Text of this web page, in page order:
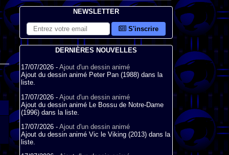
NEWSLETTER
S'inscrire
DERNIÈRES NOUVELLES
17/07/2026 - Ajout d'un dessin animé
Ajout du dessin animé Peter Pan (1988) dans la
liste.
17/07/2026 - Ajout d'un dessin animé
Ajout du dessin animé Le Bossu de Notre-Dame
(1996) dans la liste.
17/07/2026 - Ajout d'un dessin animé
Ajout du dessin animé Vic le Viking (2013) dans la
liste.